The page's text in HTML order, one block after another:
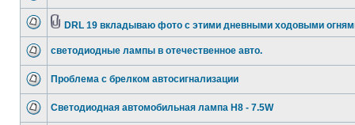
DRL 19 вкладываю фото с этими дневными ходовыми
светодиодные лампы в отечественное авто.
Проблема с брелком автосигнализации
Светодиодная автомобильная лампа H8 - 7.5W